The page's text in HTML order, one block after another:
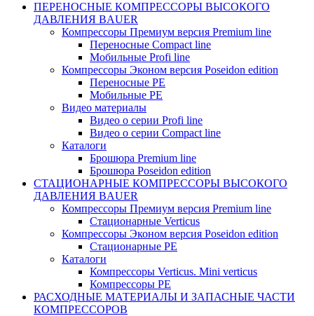
ПЕРЕНОСНЫЕ КОМПРЕССОРЫ ВЫСОКОГО
ДАВЛЕНИЯ BAUER
Компрессоры Премиум версия Premium line
Переносные Compact line
Мобильные Profi line
Компрессоры Эконом версия Poseidon edition
Переносные PE
Мобильные PE
Видео материалы
Видео о серии Profi line
Видео о серии Compact line
Каталоги
Брошюра Premium line
Брошюра Poseidon edition
СТАЦИОНАРНЫЕ КОМПРЕССОРЫ ВЫСОКОГО
ДАВЛЕНИЯ BAUER
Компрессоры Премиум версия Premium line
Стационарные Verticus
Компрессоры Эконом версия Poseidon edition
Стационарные PE
Каталоги
Компрессоры Verticus. Mini verticus
Компрессоры PE
РАСХОДНЫЕ МАТЕРИАЛЫ И ЗАПАСНЫЕ ЧАСТИ
КОМПРЕССОРОВ